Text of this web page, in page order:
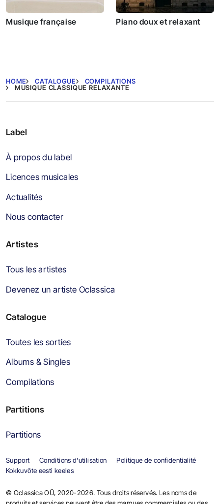
Musique française Piano doux et relaxant
HOME CATALOGUE
COMPILATIONS
MUSIQUE CLASSIQUE RELAXANTE
Label
À propos du label
Licences musicales
Actualités
Nous contacter
Artistes
Tous les artistes
Devenez un artiste Oclassica
Catalogue
Toutes les sorties
Albums & Singles
Compilations
Partitions
Partitions
Support Conditions d'utilisation
Politique de confidentialité
Kokkuvõte eesti keeles
© Oclassica OÜ, 2020-2026. Tous droits réservés. Les noms de